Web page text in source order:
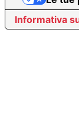
Informativa